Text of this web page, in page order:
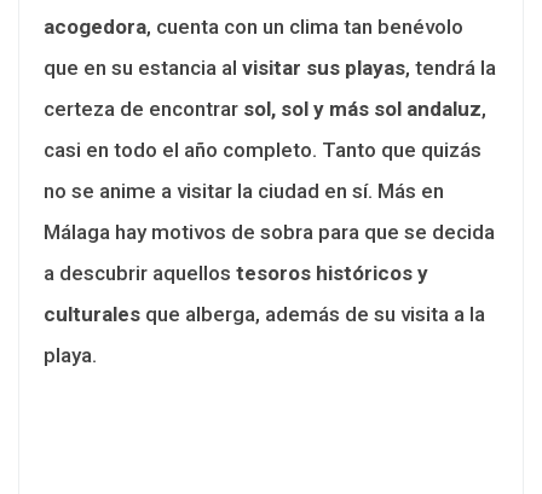
acogedora, cuenta con un clima tan benévolo
que en su estancia al visitar sus playas, tendrá la
certeza de encontrar sol, sol y más sol andaluz,
casi en todo el año completo. Tanto que quizás
no se anime a visitar la ciudad en sí. Más en
Málaga hay motivos de sobra para que se decida
a descubrir aquellos tesoros históricos y
culturales que alberga, además de su visita a la
playa.